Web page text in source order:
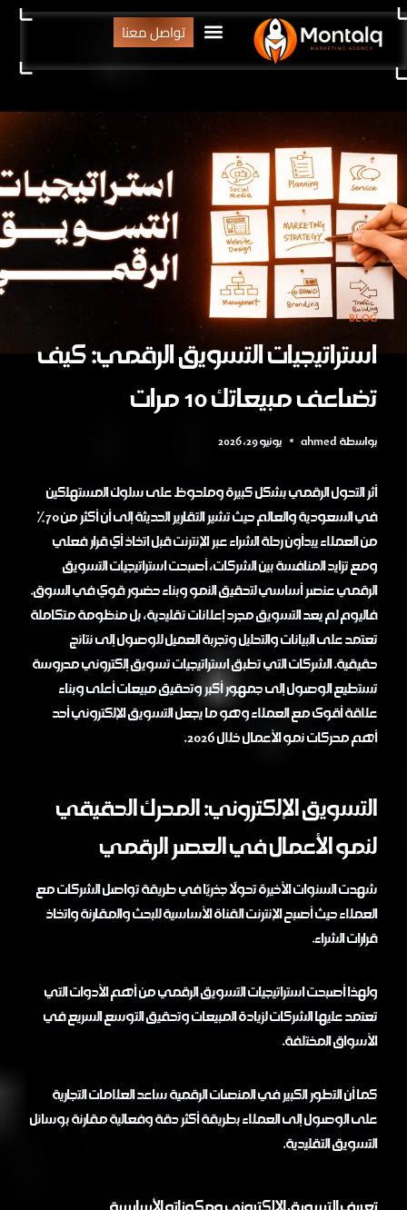
تواصل معنا
BLOG
استراتيجيات التسويق الرقمي: كيف
تضاعف مبيعاتك 10 مرات
بواسطة ahmed يونيو 29, 2026
أثر التحول الرقمي بشكل كبيرة وملحوظ على سلوك المستهلكين
في السعودية والعالم حيث تشير التقارير الحديثة إلى أن أكثر من 70%
من العملاء يبدأون رحلة الشراء عبر الإنترنت قبل اتخاذ أي قرار فعلي
ومع تزايد المنافسة بين الشركات، أصبحت استراتيجيات التسويق
الرقمي عنصر أساسي لتحقيق النمو وبناء حضور قوي في السوق.
فاليوم لم يعد التسويق مجرد إعلانات تقليدية، بل منظومة متكاملة
تعتمد على البيانات والتحليل وتجربة العميل للوصول إلى نتائج
حقيقية. الشركات التي تطبق استراتيجيات تسويق إلكتروني مدروسة
تستطيع الوصول إلى جمهور أكبر وتحقيق مبيعات أعلى وبناء
علاقة أقوى مع العملاء وهو ما يجعل التسويق الإلكتروني أحد
أهم محركات نمو الأعمال خلال 2026.
التسويق الإلكتروني: المحرك الحقيقي
لنمو الأعمال في العصر الرقمي
شهدت السنوات الأخيرة تحولًا جذريًا في طريقة تواصل الشركات مع
العملاء حيث أصبح الإنترنت القناة الأساسية للبحث والمقارنة واتخاذ
قرارات الشراء.
ولهذا أصبحت استراتيجيات التسويق الرقمي من أهم الأدوات التي
تعتمد عليها الشركات لزيادة المبيعات وتحقيق التوسع السريع في
الأسواق المختلفة.
كما أن التطور الكبير في المنصات الرقمية ساعد العلامات التجارية
على الوصول إلى العملاء بطريقة أكثر دقة وفعالية مقارنة بوسائل
التسويق التقليدية.
تعريف التسويق الإلكتروني ومكوناته الأساسية